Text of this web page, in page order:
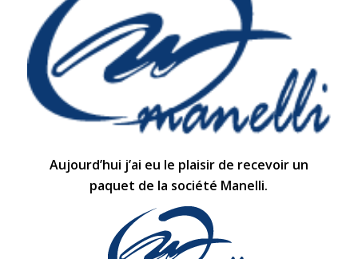
Aujourd’hui j’ai eu le plaisir de recevoir un
paquet de la société Manelli.